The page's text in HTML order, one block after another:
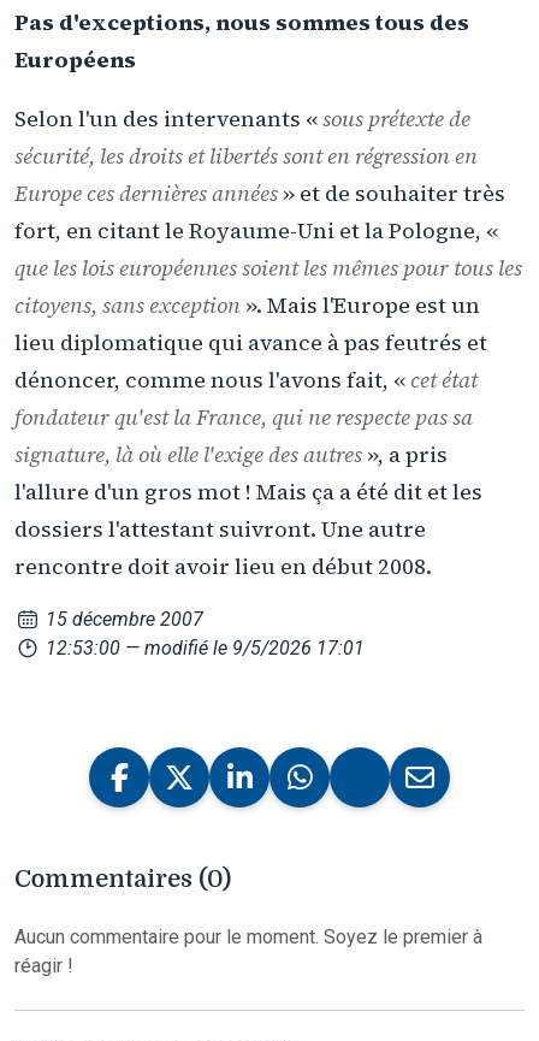
Pas d'exceptions, nous sommes tous des
Européens
Selon l'un des intervenants «sous prétexte de
sécurité, les droits et libertés sont en régression en
Europe ces dernières années » et de souhaiter très
fort, en citant le Royaume-Uni et la Pologne, «
que les lois européennes soient les mêmes pour tous les
citoyens, sans exception ». Mais l'Europe est un
lieu diplomatique qui avance à pas feutrés et
dénoncer, comme nous l'avons fait, « cet état
fondateur qu'est la France, qui ne respecte pas sa
signature, là où elle l'exige des autres », a pris
l'allure d'un gros mot ! Mais ça a été dit et les
dossiers l'attestant suivront. Une autre
rencontre doit avoir lieu en début 2008.
15 décembre 2007
12:53:00 — modifié le 9/5/2026 17:01
Commentaires (0)
Aucun commentaire pour le moment. Soyez le premier à
réagir !